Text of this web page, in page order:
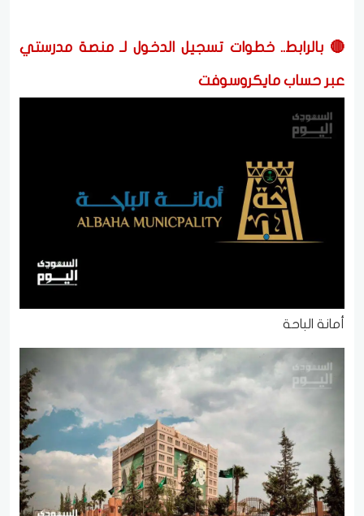
🔴 بالرابط.. خطوات تسجيل الدخول لـ منصة مدرستي
عبر حساب مايكروسوفت
أمانة الباحة